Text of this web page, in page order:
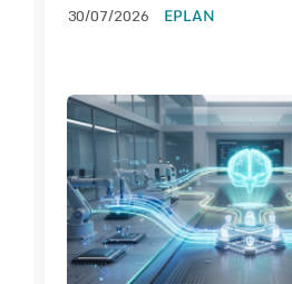
30/07/2026 EPLAN